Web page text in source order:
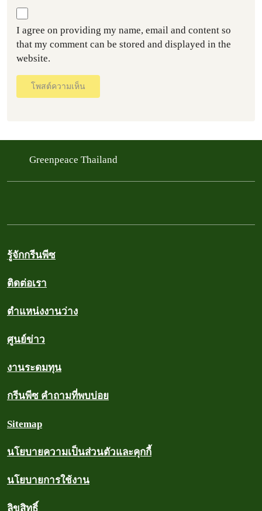
I agree on providing my name, email and content so
that my comment can be stored and displayed in the
website.
โพสต์ความเห็น
Greenpeace Thailand
รู้จักกรีนพีซ
ติดต่อเรา
ตำแหน่งงานว่าง
ศูนย์ข่าว
งานระดมทุน
กรีนพีซ คำถามที่พบบ่อย
Sitemap
นโยบายความเป็นส่วนตัวและคุกกี้
นโยบายการใช้งาน
ลิขสิทธิ์